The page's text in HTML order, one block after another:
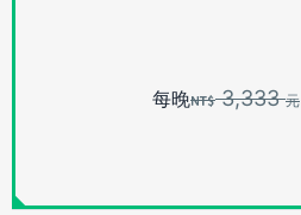
每晚 3,333元